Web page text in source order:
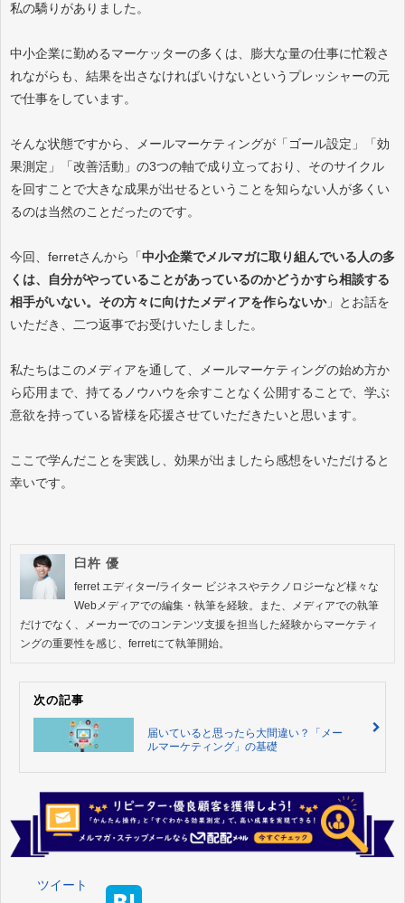
私の驕りがありました。
中小企業に勤めるマーケッターの多くは、膨大な量の仕事に忙殺さ
れながらも、結果を出さなければいけないというプレッシャーの元
で仕事をしています。
そんな状態ですから、メールマーケティングが「ゴール設定」「効
果測定」「改善活動」の3つの軸で成り立っており、そのサイクル
を回すことで大きな成果が出せるということを知らない人が多くい
るのは当然のことだったのです。
今回、ferretさんから「中小企業でメルマガに取り組んでいる人の多
くは、自分がやっていることがあっているのかどうかすら相談する
相手がいない。その方々に向けたメディアを作らないか」とお話を
いただき、二つ返事でお受けいたしました。
私たちはこのメディアを通して、メールマーケティングの始め方か
ら応用まで、持てるノウハウを余すことなく公開することで、学ぶ
意欲を持っている皆様を応援させていただきたいと思います。
ここで学んだことを実践し、効果が出ましたら感想をいただけると
幸いです。
臼杵 優
ferret エディター/ライター ビジネスやテクノロジーなど様々な
Webメディアでの編集・執筆を経験。また、メディアでの執筆
だけでなく、メーカーでのコンテンツ支援を担当した経験からマーケティ
ングの重要性を感じ、ferretにて執筆開始。
次の記事
届いていると思ったら大間違い？「メー
ルマーケティング」の基礎
ツイート